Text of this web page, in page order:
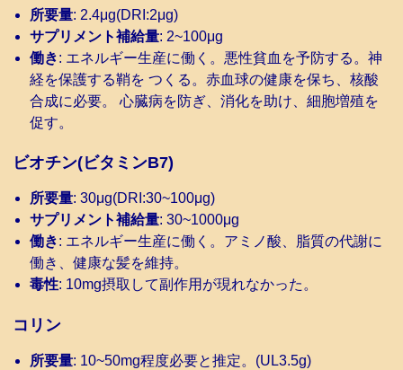
所要量: 2.4μg(DRI:2μg)
サプリメント補給量: 2~100μg
働き: エネルギー生産に働く。悪性貧血を予防する。神
経を保護する鞘を つくる。赤血球の健康を保ち、核酸
合成に必要。 心臓病を防ぎ、消化を助け、細胞増殖を
促す。
ビオチン(ビタミンB7)
所要量: 30μg(DRI:30~100μg)
サプリメント補給量: 30~1000μg
働き: エネルギー生産に働く。アミノ酸、脂質の代謝に
働き、健康な髪を維持。
毒性: 10mg摂取して副作用が現れなかった。
コリン
所要量: 10~50mg程度必要と推定。(UL3.5g)